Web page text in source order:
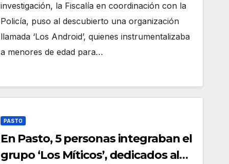
investigación, la Fiscalía en coordinación con la
Policía, puso al descubierto una organización
llamada ‘Los Android’, quienes instrumentalizaba
a menores de edad para…
PASTO
En Pasto, 5 personas integraban el
grupo ‘Los Míticos’, dedicados al